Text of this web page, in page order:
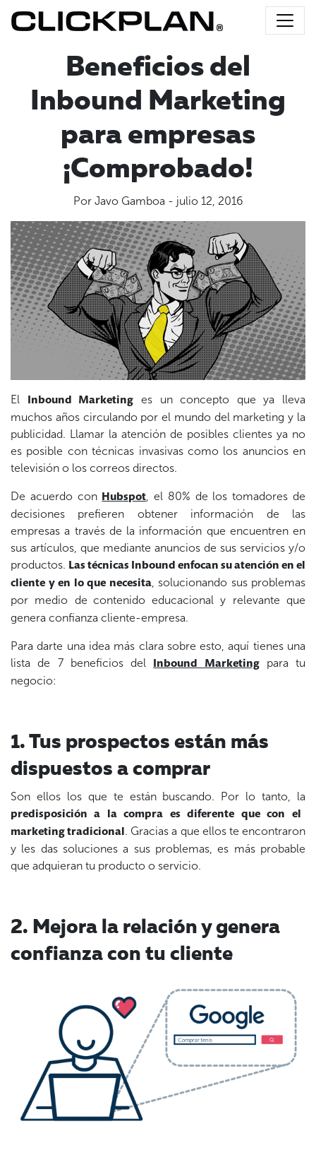
Beneficios del
Inbound Marketing
para empresas
¡Comprobado!
Por Javo Gamboa - julio 12, 2016
El Inbound Marketing
es un concepto que ya lleva
muchos años circulando por el mundo del marketing y la
publicidad. Llamar la atención de posibles clientes ya no
es posible con técnicas invasivas como los anuncios en
televisión o los correos directos.
De acuerdo con Hubspot, el 80% de los tomadores de
decisiones prefieren obtener información de las
empresas a través de la información que encuentren en
sus artículos, que mediante anuncios de sus servicios y/o
productos. Las técnicas Inbound enfocan su atención en el
cliente y en lo que necesita, solucionando sus problemas
por medio de contenido educacional y relevante que
genera confianza cliente-empresa.
Para darte una idea más clara sobre esto, aquí tienes una
lista de 7 beneficios del
Inbound Marketing
para tu
negocio:
1. Tus prospectos están más
dispuestos a comprar
Son ellos los que te están buscando. Por lo tanto, la
predisposición a la compra es diferente que con el
marketing tradicional . Gracias a que ellos te encontraron
y les das soluciones a sus problemas, es más probable
que adquieran tu producto o servicio.
2. Mejora la relación y genera
confianza con tu cliente